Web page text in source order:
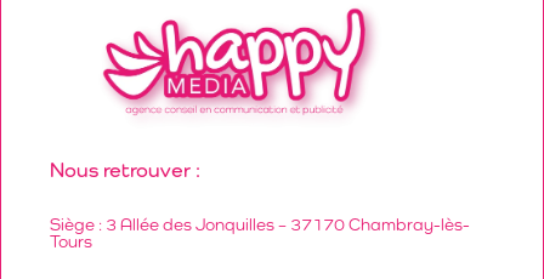
Nous retrouver :
Siège : 3 Allée des Jonquilles – 37170 Chambray-lès-
Tours